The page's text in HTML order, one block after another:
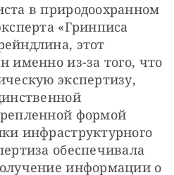
в природоохранном
«Гринписа
этот
именно из-за того, что
экспертизу,
формой
инфраструктурного
обеспечивала
информации о